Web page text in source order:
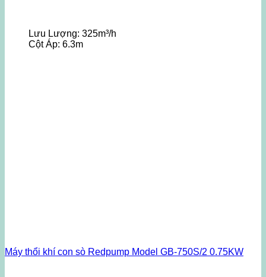
Lưu Lượng: 325m³/h
Cột Áp: 6.3m
Máy thổi khí con sò Redpump Model GB-750S/2 0.75KW